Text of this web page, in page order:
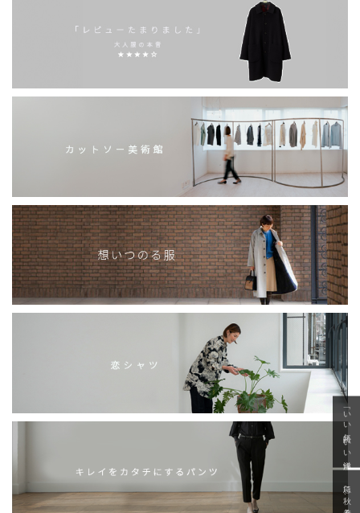
「いい年齢 いい洋服」